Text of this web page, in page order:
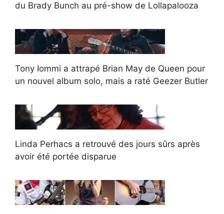
du Brady Bunch au pré-show de Lollapalooza
Tony Iommi a attrapé Brian May de Queen pour
un nouvel album solo, mais a raté Geezer Butler
Linda Perhacs a retrouvé des jours sûrs après
avoir été portée disparue